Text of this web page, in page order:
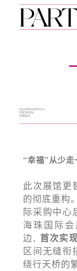
“幸福”从少走
此次展馆更
的彻底重构。
际采购中心
海珠国际
边， 首次实
区间无缝衔
绕行天桥的